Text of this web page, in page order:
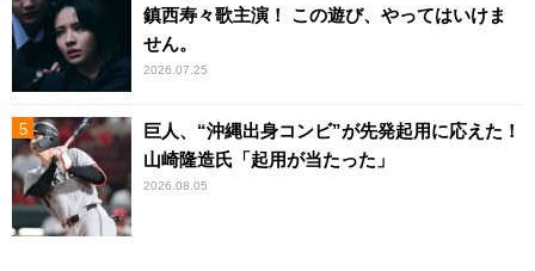
鎮西寿々歌主演！ この遊び、やってはいけま
せん。
2026.07.25
巨人、“沖縄出身コンビ”が先発起用に応えた！
山崎隆造氏「起用が当たった」
2026.08.05